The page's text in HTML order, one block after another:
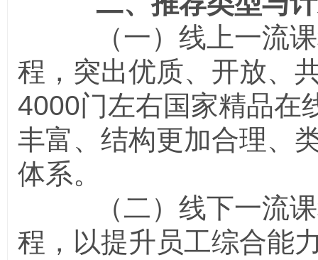
（一）线上一流课
程，突出优质、开放、
4000门左右国家精品在
丰富、结构更加合理、
体系。
（二）线下一流课
程，以提升员工综合能